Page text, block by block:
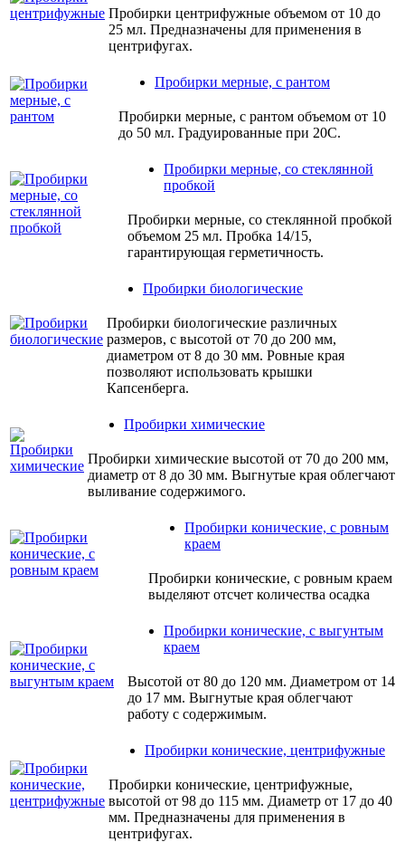
Пробирки центрифужные объемом от 10 до
25 мл. Предназначены для применения в
центрифугах.
Пробирки мерные, с рантом
Пробирки мерные, с рантом объемом от 10
до 50 мл. Градуированные при 20С.
Пробирки мерные, со стеклянной
пробкой
Пробирки мерные, со стеклянной пробкой
объемом 25 мл. Пробка 14/15,
гарантирующая герметичность.
Пробирки биологические
Пробирки биологические различных
размеров, с высотой от 70 до 200 мм,
диаметром от 8 до 30 мм. Ровные края
позволяют использовать крышки
Капсенберга.
Пробирки химические
Пробирки химические высотой от 70 до 200 мм,
диаметр от 8 до 30 мм. Выгнутые края облегчают
выливание содержимого.
Пробирки конические, с ровным
краем
Пробирки конические, с ровным краем
выделяют отсчет количества осадка
Пробирки конические, с выгунтым
краем
Высотой от 80 до 120 мм. Диаметром от 14
до 17 мм. Выгнутые края облегчают
работу с содержимым.
Пробирки конические, центрифужные
Пробирки конические, центрифужные,
высотой от 98 до 115 мм. Диаметр от 17 до 40
мм. Предназначены для применения в
центрифугах.